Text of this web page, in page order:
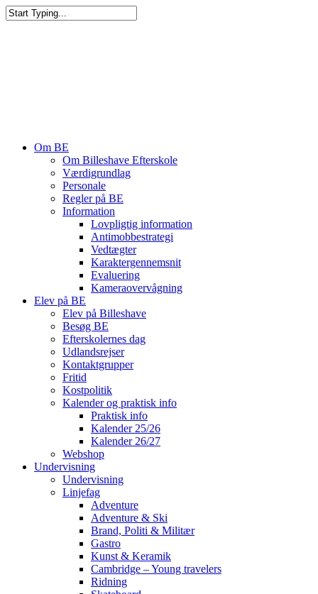
Om BE
Om Billeshave Efterskole
Værdigrundlag
Personale
Regler på BE
Information
Lovpligtig information
Antimobbestrategi
Vedtægter
Karaktergennemsnit
Evaluering
Kameraovervågning
Elev på BE
Elev på Billeshave
Besøg BE
Efterskolernes dag
Udlandsrejser
Kontaktgrupper
Fritid
Kostpolitik
Kalender og praktisk info
Praktisk info
Kalender 25/26
Kalender 26/27
Webshop
Undervisning
Undervisning
Linjefag
Adventure
Adventure & Ski
Brand, Politi & Militær
Gastro
Kunst & Keramik
Cambridge – Young travelers
Ridning